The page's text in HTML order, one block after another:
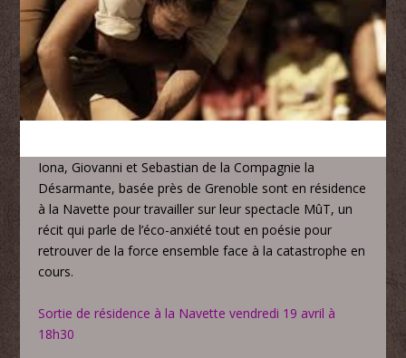
Iona, Giovanni et Sebastian de la Compagnie la
Désarmante, basée près de Grenoble sont en résidence
à la Navette pour travailler sur leur spectacle MûT, un
récit qui parle de l’éco-anxiété tout en poésie pour
retrouver de la force ensemble face à la catastrophe en
cours.
Sortie de résidence à la Navette vendredi 19 avril à
18h30